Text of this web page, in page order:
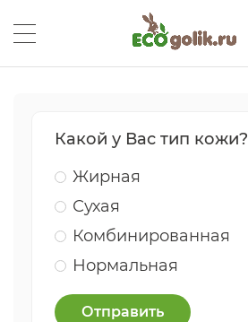
Какой у Вас тип кожи?
Жирная
Сухая
Комбинированная
Нормальная
Отправить